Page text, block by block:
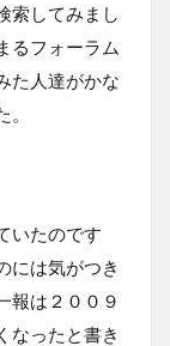
してみまし
るフォーラム
た人達がかな
いたのです
には気がつき
報は２００９
なったと書き